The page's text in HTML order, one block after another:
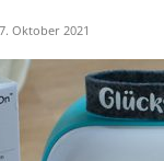
Oktober 2021